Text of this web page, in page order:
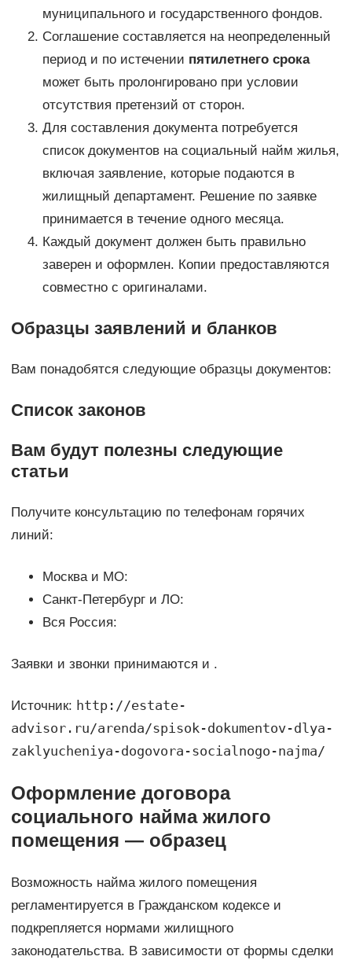
муниципального и государственного фондов.
Соглашение составляется на неопределенный
период и по истечении пятилетнего срока
может быть пролонгировано при условии
отсутствия претензий от сторон.
Для составления документа потребуется
список документов на социальный найм жилья,
включая заявление, которые подаются в
жилищный департамент. Решение по заявке
принимается в течение одного месяца.
Каждый документ должен быть правильно
заверен и оформлен. Копии предоставляются
совместно с оригиналами.
Образцы заявлений и бланков
Вам понадобятся следующие образцы документов:
Список законов
Вам будут полезны следующие
статьи
Получите консультацию по телефонам горячих
линий:
Москва и МО:
Санкт-Петербург и ЛО:
Вся Россия:
Заявки и звонки принимаются и .
Источник: http://estate-
advisor.ru/arenda/spisok-dokumentov-dlya-
zaklyucheniya-dogovora-socialnogo-najma/
Оформление договора
социального найма жилого
помещения — образец
Возможность найма жилого помещения
регламентируется в Гражданском кодексе и
подкрепляется нормами жилищного
законодательства. В зависимости от формы сделки